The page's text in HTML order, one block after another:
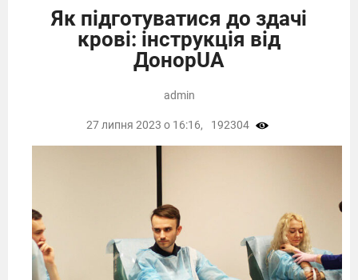
Як підготуватися до здачі
крові: інструкція від
ДонорUA
admin
27 липня 2023 о 16:16, 192304